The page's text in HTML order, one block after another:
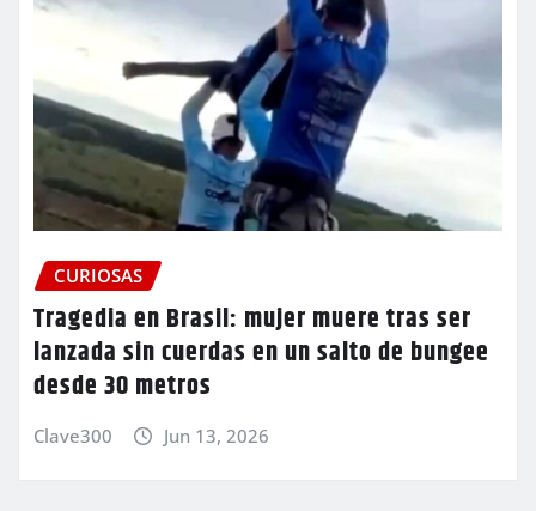
CURIOSAS
Tragedia en Brasil: mujer muere tras ser
lanzada sin cuerdas en un salto de bungee
desde 30 metros
Clave300 Jun 13, 2026